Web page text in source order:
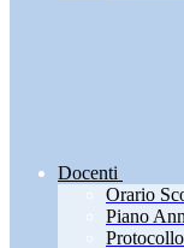
Docenti
Orario
Piano